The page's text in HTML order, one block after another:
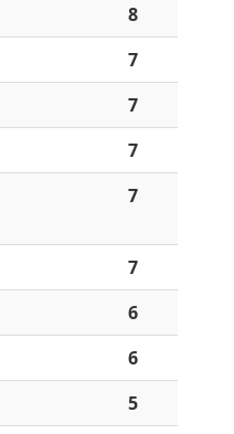
8
7
7
7
7
7
6
6
5